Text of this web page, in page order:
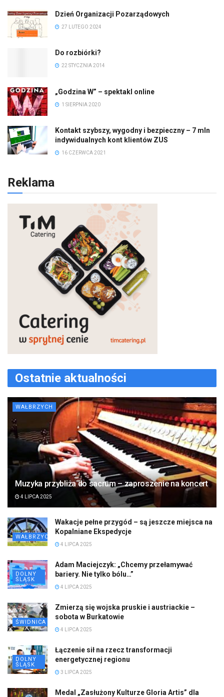
Dzień Organizacji Pozarządowych
27 LUTEGO 2024
Do rozbiórki?
22 STYCZNIA 2014
„Godzina W” – spektakl online
1 SIERPNIA 2020
Kontakt szybszy, wygodny i bezpieczny – 7 mln
indywidualnych kont klientów ZUS
16 CZERWCA 2021
Reklama
Ostatnie aktualności
WAŁBRZYCH
Muzyka przybliża do sacrum – zaproszenie na koncert
4 LIPCA 2025
WAŁBRZYCH
Wakacje pełne przygód – są jeszcze miejsca na
Kopalniane Ekspedycje
4 LIPCA 2025
DOLNY
ŚLĄSK
Adam Maciejczyk: „Chcemy przełamywać
bariery. Nie tylko bólu…”
4 LIPCA 2025
ŚWIDNICA
Zmierzą się wojska pruskie i austriackie –
sobota w Burkatowie
4 LIPCA 2025
DOLNY
ŚLĄSK
Łączenie sił na rzecz transformacji
energetycznej regionu
3 LIPCA 2025
Medal „Zasłużony Kulturze Gloria Artis” dla